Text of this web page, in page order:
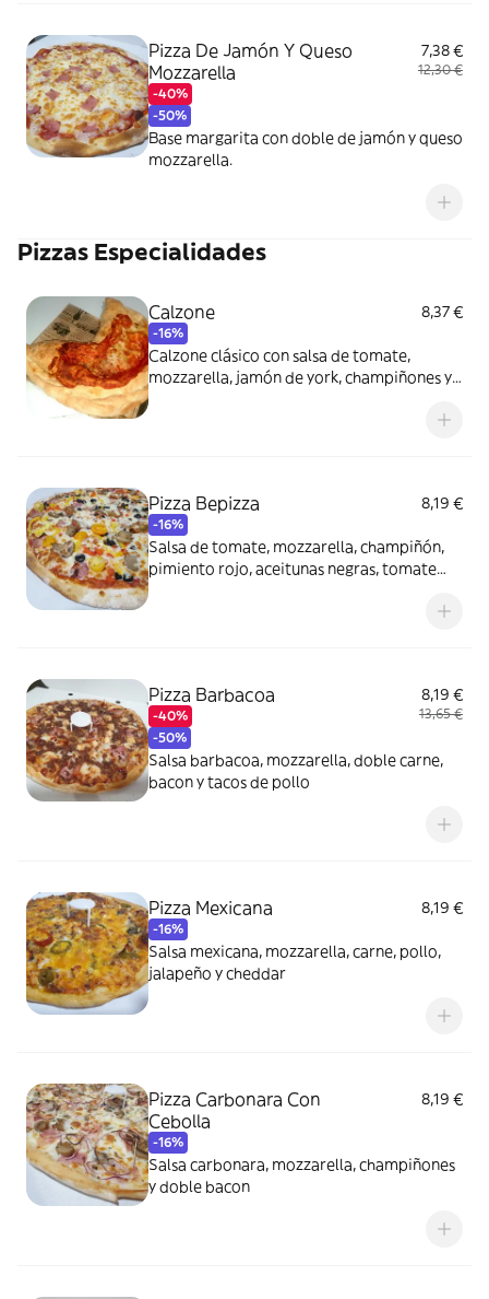
Pizza De Jamón Y Queso
Mozzarella
-40%
-50%
7,38 €
12,30 €
Base margarita con doble de jamón y queso
mozzarella.
Pizzas Especialidades
Calzone
-16%
8,37 €
Calzone clásico con salsa de tomate,
mozzarella, jamón de york, champiñones y
Pizza Bepizza
-16%
8,19 €
Salsa de tomate, mozzarella, champiñón,
pimiento rojo, aceitunas negras, tomate
Pizza Barbacoa
-40%
-50%
8,19 €
13,65 €
Salsa barbacoa, mozzarella, doble carne,
bacon y tacos de pollo
Pizza Mexicana
-16%
8,19 €
Salsa mexicana, mozzarella, carne, pollo,
jalapeño y cheddar
Pizza Carbonara Con
Cebolla
-16%
8,19 €
Salsa carbonara, mozzarella, champiñones
y doble bacon